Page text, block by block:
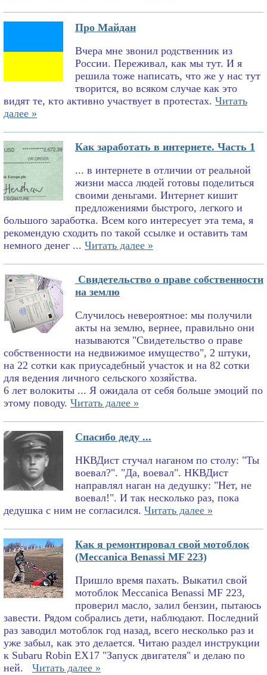
Про Майдан
Вчера мне звонил родственник из
России. Переживал, как мы тут. И я
решила тоже написать, что же у нас тут
творится, во всяком случае как это
видят те, кто активно участвует в протестах. Читать
далее »
Как заработать в интернете. Часть 1
... в интернете в отличии от реальной
жизни масса людей готовы поделиться
своими деньгами. Интернет кишит
предложениями быстрого, легкого и
большого заработка. Всем кого интересует эта тема, я
рекомендую сходить по такой ссылке и оставить там
немного денег ... Читать далее »
Свидетельство о праве собственности
на землю
Случилось невероятное: мы получили
акты на землю, вернее, правильно они
называются "Свидетельство о праве
собственности на недвижимое имущество", 2 штуки,
на 22 сотки как приусадебный участок и на 82 сотки
для ведения личного сельского хозяйства.
6 лет волокиты ... Я ожидала от себя больше эмоций по
этому поводу. Читать далее »
Спасибо деду ...
НКВДист стучал наганом по столу: "Ты
воевал?". "Да, воевал". НКВДист
направлял наган на дедушку: "Нет, не
воевал!". И так несколько раз, пока
дедушка с ним не согласился. Читать далее »
Как я ремонтировал свой мотоблок
(Meccanica Benassi MF 223)
Пришло время пахать. Выкатил свой
мотоблок Meccanica Benassi MF 223,
проверил масло, залил бензин, пытаюсь
завести. Рядом собрались дети, наблюдают. Последний
раз заводил мотоблок год назад, всего несколько раз и
уже забыл, как это делается. Читаю раздел инструкции
к Subaru Robin EX17 "Запуск двигателя" и делаю по
ней.
Читать далее »